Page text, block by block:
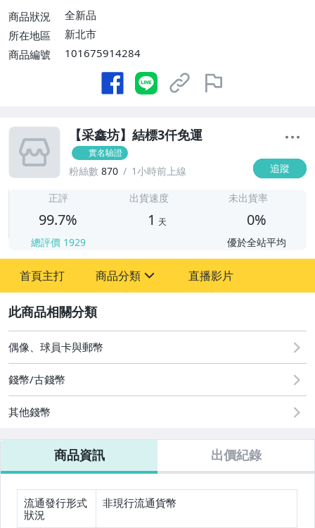
商品狀況
全新品
所在地區
新北市
商品編號
101675914284
【采鑫坊】結標3仟免運
實名驗證
粉絲數 870 1小時前上線 追蹤
正評
99.7%
總評價 1929
出貨速度
1 天
未出貨率
0%
優於全站平均
首頁主打 商品分類
圖書/影音/文具
成人專區
偶像、球員卡與郵幣
手錶與飾品配件
美容保養與彩妝
美食與地方特產
直播影片
偶像、球員卡與郵幣
錢幣/古錢幣
其他錢幣
商品資訊 出價紀錄
流通發行形式
狀況
非現行流通貨幣